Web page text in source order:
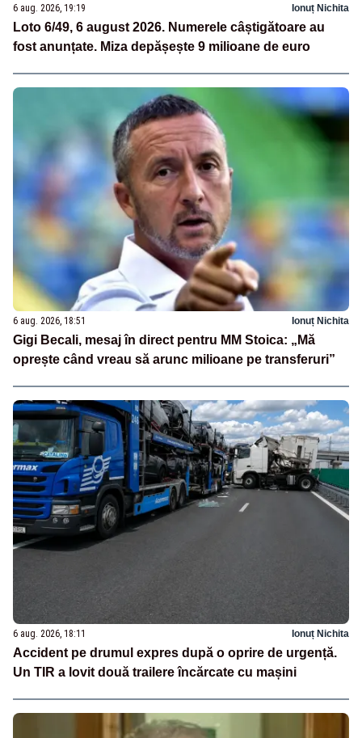
6 aug. 2026, 19:19 Ionuț Nichita
Loto 6/49, 6 august 2026. Numerele câștigătoare au
fost anunțate. Miza depășește 9 milioane de euro
6 aug. 2026, 18:51 Ionuț Nichita
Gigi Becali, mesaj în direct pentru MM Stoica: „Mă
oprește când vreau să arunc milioane pe transferuri”
6 aug. 2026, 18:11 Ionuț Nichita
Accident pe drumul expres după o oprire de urgență.
Un TIR a lovit două trailere încărcate cu mașini